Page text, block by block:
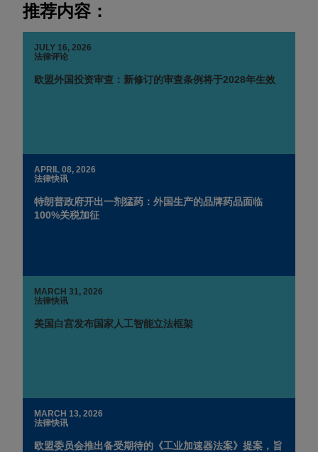
推荐内容：
JULY 16, 2026
法律评论
欧盟外国投资审查：新修订的审查条例将于2028年生效
APRIL 08, 2026
法律快讯
特朗普政府开出一剂猛药：外国生产的品牌药品面临
100%关税加征
MARCH 31, 2026
法律快讯
美国白宫发布国家人工智能立法框架
MARCH 13, 2026
法律快讯
欧盟委员会推出备受期待的《工业加速器法案》提案，旨